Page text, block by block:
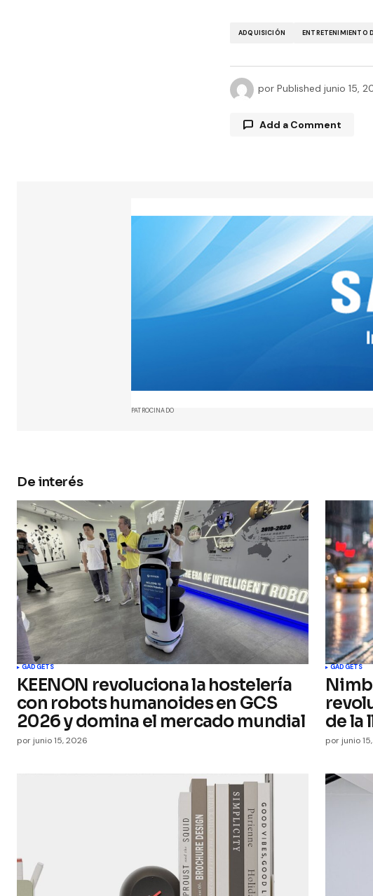
ADQUISICIÓN ENTRETENIMIENTO
por Published junio 15,
Add a Comment
*
próxima vez que
PATROCINADO
De interés
GADGETS
KEENON revoluciona la hostelería
con robots humanoides en GCS
2026 y domina el mercado mundial
por junio 15, 2026
GADGETS
de la
por junio